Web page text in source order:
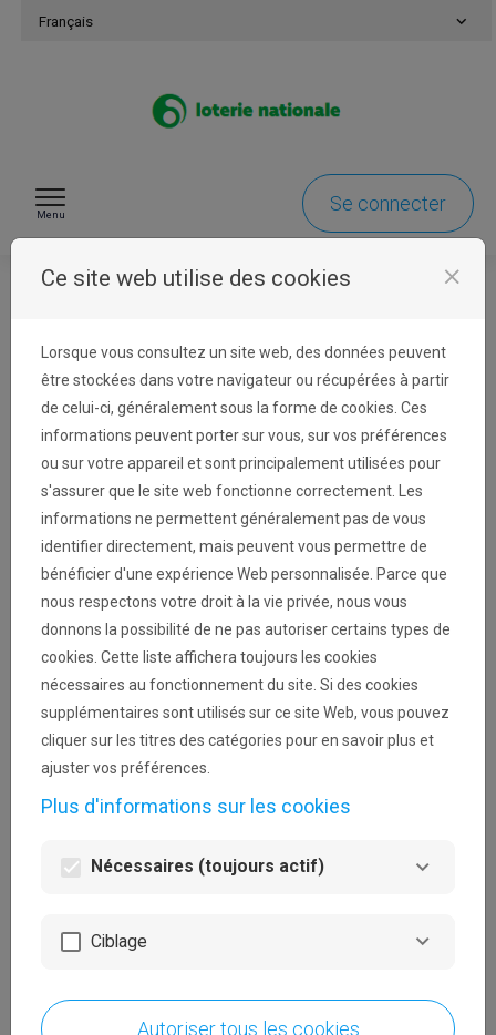
Passer au contenu
Français
Menu
Se connecter
Bienvenue !
La Loterie Nationale sponsorise chaque année des
événements en Belgique avec ses marques Lotto et
Win for Life.
Conditions générales
Pour être recevable, votre demande de sponsoring doit
respecter les conditions suivantes :
La demande doit être introduite par une personne
Elle doit être soumise au plus tard trois mois
avant le début l’événement ;
L’événement doit avoir lieu en Belgique ;
Il ne peut pas cibler un public mineur d’âge ;
L'événement ainsi que les contreparties
(visibilité, activations, communication...) doivent
sponsoring de la Loterie Nationale ;
exclusif dans le secteur des jeux de hasard et
Ce site web utilise des cookies close
Lorsque vous consultez un site web, des données peuvent
être stockées dans votre navigateur ou récupérées à partir
de celui-ci, généralement sous la forme de cookies. Ces
informations peuvent porter sur vous, sur vos préférences
ou sur votre appareil et sont principalement utilisées pour
s'assurer que le site web fonctionne correctement. Les
informations ne permettent généralement pas de vous
identifier directement, mais peuvent vous permettre de
bénéficier d'une expérience Web personnalisée. Parce que
nous respectons votre droit à la vie privée, nous vous
donnons la possibilité de ne pas autoriser certains types de
cookies. Cette liste affichera toujours les cookies
nécessaires au fonctionnement du site. Si des cookies
supplémentaires sont utilisés sur ce site Web, vous pouvez
cliquer sur les titres des catégories pour en savoir plus et
ajuster vos préférences.
Plus d'informations sur les cookies
Nécessaires (toujours actif)
Ciblage
Autoriser tous les cookies